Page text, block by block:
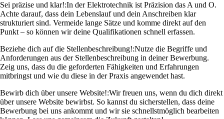
Sei präzise und klar!:In der Elektrotechnik ist Präzision das A und O.
Achte darauf, dass dein Lebenslauf und dein Anschreiben klar
strukturiert sind. Vermeide lange Sätze und komme direkt auf den
Punkt – so können wir deine Qualifikationen schnell erfassen.
Beziehe dich auf die Stellenbeschreibung!:Nutze die Begriffe und
Anforderungen aus der Stellenbeschreibung in deiner Bewerbung.
Zeig uns, dass du die geforderten Fähigkeiten und Erfahrungen
mitbringst und wie du diese in der Praxis angewendet hast.
Bewirb dich über unsere Website!:Wir freuen uns, wenn du dich direkt
über unsere Website bewirbst. So kannst du sicherstellen, dass deine
Bewerbung bei uns ankommt und wir sie schnellstmöglich bearbeiten